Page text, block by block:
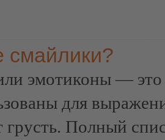
смайлики?
эмотиконы — это
для
грусть. Полный